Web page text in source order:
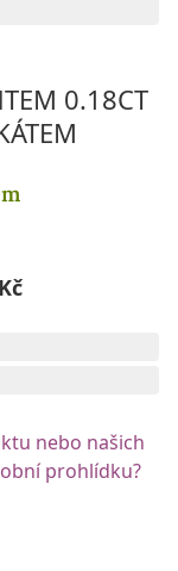
0.18CT
nebo našich
prohlídku?